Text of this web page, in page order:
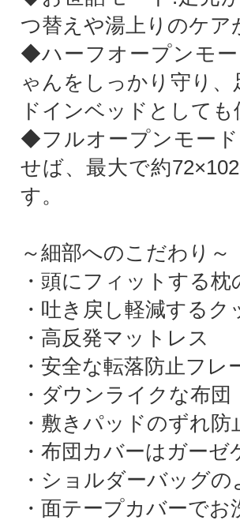
つ替えや湯上りのケ
◆ハーフオープンモ
ゃんをしっかり守り
ドインベッドとしても
◆フルオープンモー
せば、最大で約
す。
～細部へのこだわり～
・頭にフィットする
・吐き戻し軽減する
・高反発マットレス
・安全な転落防止フ
・ダウンライクな布団
・敷きパッドのずれ
・布団カバーはガー
・ショルダーバッグ
・面テープカバーでお